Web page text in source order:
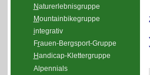
Naturerlebnisgruppe
Mountainbikegruppe
integrativ
Frauen-Bergsport-Gruppe
Handicap-Klettergruppe
Alpennials